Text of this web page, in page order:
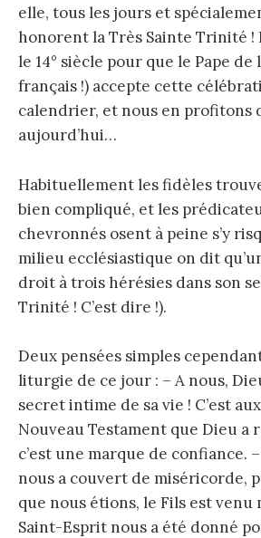
elle, tous les jours et
honorent la Très Sainte Trinité
le 14° siècle pour que le Pape de
français !) accepte cette
calendrier, et nous en profitons
aujourd’hui…
Habituellement les fidèles
bien compliqué, et les
chevronnés osent à peine s’y
milieu ecclésiastique on dit
droit à trois hérésies dans son
Trinité ! C’est dire !).
Deux pensées simples
liturgie de ce jour : – A nous,
secret intime de sa vie ! C’est
Nouveau Testament que Dieu a
c’est une marque de confiance.
nous a couvert de miséricorde,
que nous étions, le Fils est venu
Saint-Esprit nous a été donné